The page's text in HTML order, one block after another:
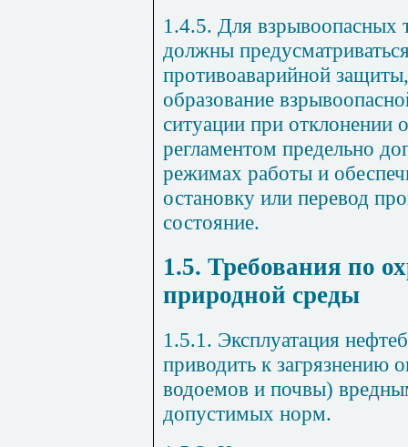
1.4.5. Для взрывоопасных
должны
противоаварийной
образование
ситуации при отклонении
регламентом предельно
режимах работы и
остановку или перевод
состояние.
1.5. Требования по
природной среды
1.5.1. Эксплуатация
приводить к загрязнению
водоемов и почвы)
допустимых норм.